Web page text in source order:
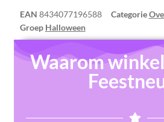
EAN 8434077196588 Categorie
Groep Halloween
Waarom